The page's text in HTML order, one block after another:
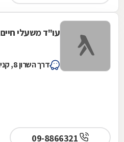
עו"ד משעלי חיים
דרך השרון 8, קניון הצומת כפר סבא